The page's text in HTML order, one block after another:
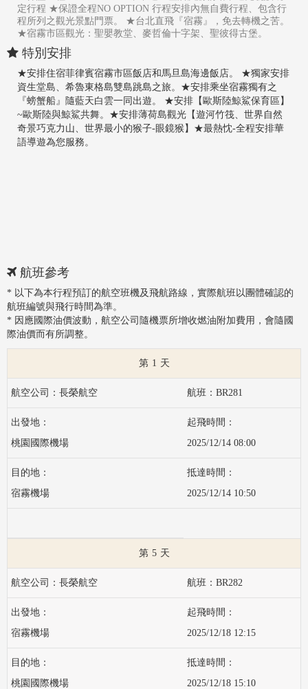
定行程 ★保證全程NO OPTION 行程安排內無自費行程、包含行
程所列之觀光景點門票。 ★台北直飛『宿霧』，免去轉機之苦。
★宿霧市區觀光：聖嬰教堂、麥哲倫十字架、聖彼得古堡。
特別安排
★安排住宿菲律賓宿霧市區飯店和馬旦島海邊飯店。 ★獨家安排
資生堂島、希魯東格島雙島跳島之旅。 ★安排乘坐宿霧獨有之
『螃蟹船』隨藍天白雲一同出遊。 ★安排【歐斯陸鯨鯊保育區】
~歐斯陸與鯨鯊共舞。 ★安排薄荷島觀光【遊河竹筏、世界自然
奇景巧克力山、世界最小的猴子-眼鏡猴】 ★最熱忱-全程安排華
語導遊為您服務。
航班參考
* 以下為本行程預訂的航空班機及飛航路線，實際航班以團體確認的
航班編號與飛行時間為準。
* 因應國際油價波動，航空公司隨機票所增收燃油附加費用，會隨國
際油價而有所調整。
1
長榮航空 BR281
桃園國際機場 2025/12/14 08:00
宿霧機場 2025/12/14 10:50
5
長榮航空 BR282
宿霧機場 2025/12/18 12:15
桃園國際機場 2025/12/18 15:10